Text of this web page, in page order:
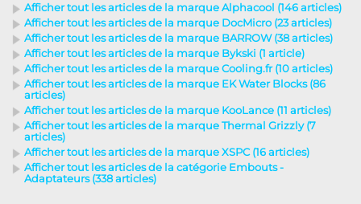
Afficher tout les articles de la marque Alphacool (146 articles)
Afficher tout les articles de la marque DocMicro (23 articles)
Afficher tout les articles de la marque BARROW (38 articles)
Afficher tout les articles de la marque Bykski (1 article)
Afficher tout les articles de la marque Cooling.fr (10 articles)
Afficher tout les articles de la marque EK Water Blocks (86
articles)
Afficher tout les articles de la marque KooLance (11 articles)
Afficher tout les articles de la marque Thermal Grizzly (7
articles)
Afficher tout les articles de la marque XSPC (16 articles)
Afficher tout les articles de la catégorie Embouts -
Adaptateurs (338 articles)